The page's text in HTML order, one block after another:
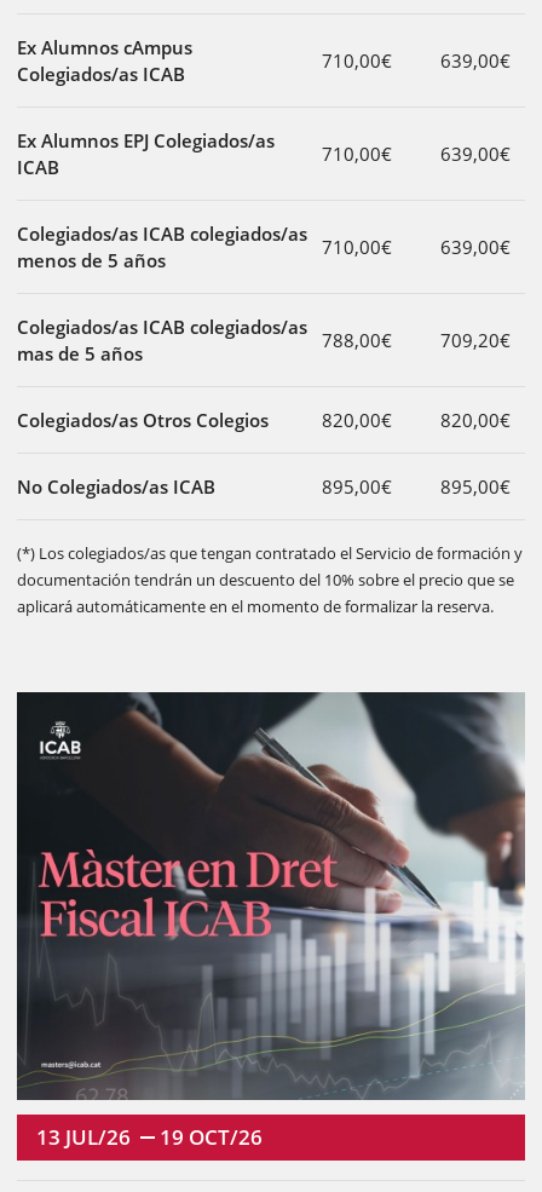
Ex Alumnos cAmpus
Colegiados/as ICAB
710,00€ 639,00€
Ex Alumnos EPJ Colegiados/as
ICAB
710,00€ 639,00€
Colegiados/as ICAB colegiados/as
menos de 5 años
710,00€ 639,00€
Colegiados/as ICAB colegiados/as
mas de 5 años
788,00€ 709,20€
Colegiados/as Otros Colegios 820,00€ 820,00€
No Colegiados/as ICAB 895,00€ 895,00€
(*) Los colegiados/as que tengan contratado el Servicio de formación y
documentación tendrán un descuento del 10% sobre el precio que se
aplicará automáticamente en el momento de formalizar la reserva.
13 JUL/26 19 OCT/26